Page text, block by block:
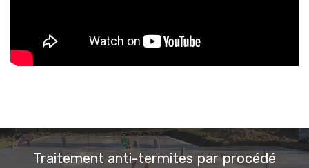
Traitement anti-termites par procédé